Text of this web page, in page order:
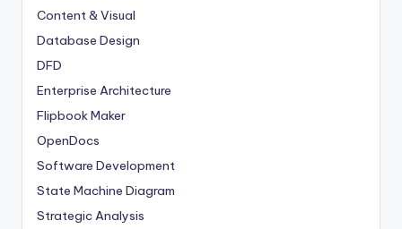
Content & Visual
Database Design
DFD
Enterprise Architecture
Flipbook Maker
OpenDocs
Software Development
State Machine Diagram
Strategic Analysis